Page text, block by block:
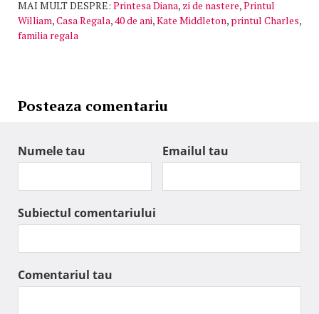
MAI MULT DESPRE: Printesa Diana, zi de nastere,Printul
William,Casa Regala,40 de ani,Kate Middleton, printul Charles,
familia regala
Posteaza comentariu
Numele tau Emailul tau
Subiectul comentariului
Comentariul tau